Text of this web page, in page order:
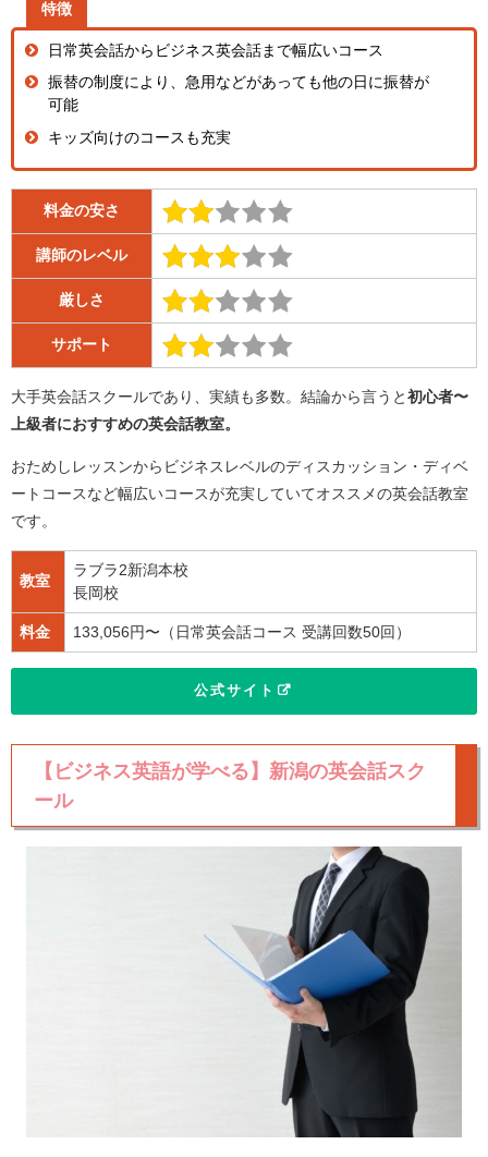
特徴
日常英会話からビジネス英会話まで幅広いコース
振替の制度により、急用などがあっても他の日に振替が
可能
キッズ向けのコースも充実
料金の安さ
講師のレベル
厳しさ
サポート
大手英会話スクールであり、実績も多数。結論から言うと 初心者〜
上級者におすすめの英会話教室。
おためしレッスンからビジネスレベルのディスカッション・ディベ
ートコースなど幅広いコースが充実していてオススメの英会話教室
です。
教室
ラブラ2新潟本校
長岡校
料金 133,056円〜（日常英会話コース 受講回数50回）
公式サイト
【ビジネス英語が学べる】新潟の英会話スク
ール